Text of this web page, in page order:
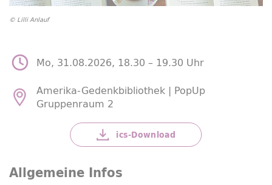
© Lilli Anlauf
Mo, 31.08.2026, 18.30 – 19.30 Uhr
ics-Download
Amerika-Gedenkbibliothek | PopUp
Gruppenraum 2
Allgemeine Infos